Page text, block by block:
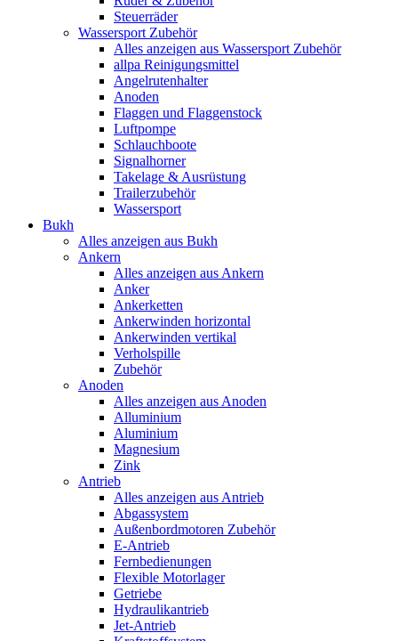
Steuerräder
Wassersport Zubehör
Alles anzeigen aus Wassersport Zubehör
allpa Reinigungsmittel
Angelrutenhalter
Anoden
Flaggen und Flaggenstock
Luftpompe
Schlauchboote
Signalhorner
Takelage & Ausrüstung
Trailerzubehör
Wassersport
Bukh
Alles anzeigen aus Bukh
Ankern
Alles anzeigen aus Ankern
Anker
Ankerketten
Ankerwinden horizontal
Ankerwinden vertikal
Verholspille
Zubehör
Anoden
Alles anzeigen aus Anoden
Alluminium
Aluminium
Magnesium
Zink
Antrieb
Alles anzeigen aus Antrieb
Abgassystem
Außenbordmotoren Zubehör
E-Antrieb
Fernbedienungen
Flexible Motorlager
Getriebe
Hydraulikantrieb
Jet-Antrieb